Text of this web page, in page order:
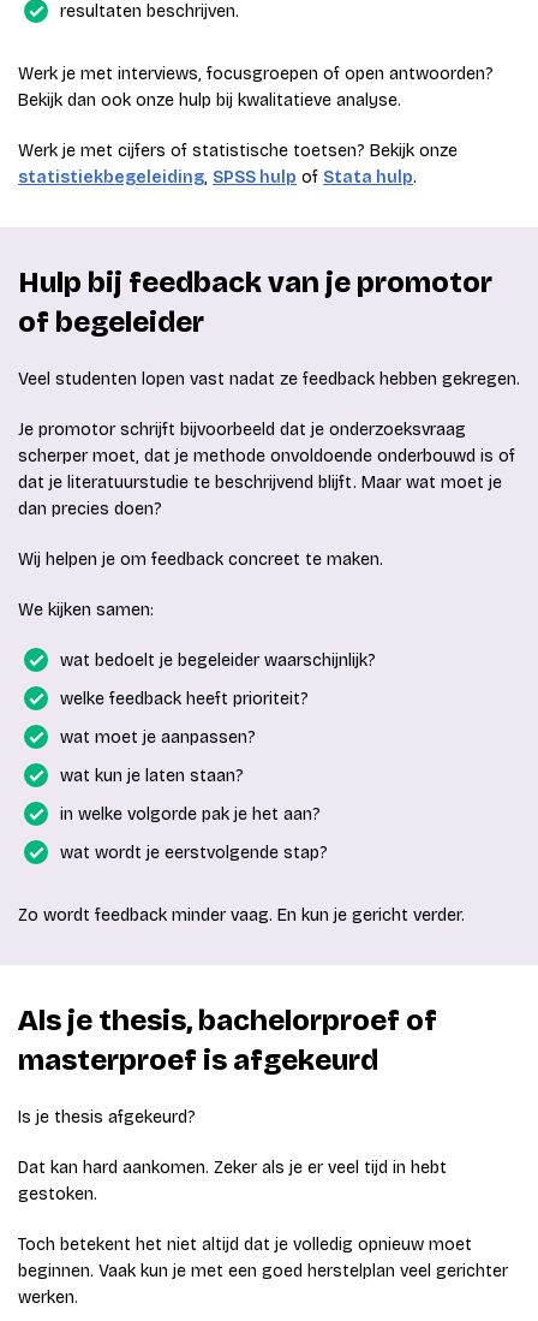
resultaten beschrijven.
Werk je met interviews, focusgroepen of open antwoorden?
Bekijk dan ook onze hulp bij kwalitatieve analyse.
Werk je met cijfers of statistische toetsen? Bekijk onze
statistiekbegeleiding, SPSS hulp of Stata hulp.
Hulp bij feedback van je promotor
of begeleider
Veel studenten lopen vast nadat ze feedback hebben gekregen.
Je promotor schrijft bijvoorbeeld dat je onderzoeksvraag
scherper moet, dat je methode onvoldoende onderbouwd is of
dat je literatuurstudie te beschrijvend blijft. Maar wat moet je
dan precies doen?
Wij helpen je om feedback concreet te maken.
We kijken samen:
wat bedoelt je begeleider waarschijnlijk?
welke feedback heeft prioriteit?
wat moet je aanpassen?
wat kun je laten staan?
in welke volgorde pak je het aan?
wat wordt je eerstvolgende stap?
Zo wordt feedback minder vaag. En kun je gericht verder.
Als je thesis, bachelorproef of
masterproef is afgekeurd
Is je thesis afgekeurd?
Dat kan hard aankomen. Zeker als je er veel tijd in hebt
gestoken.
Toch betekent het niet altijd dat je volledig opnieuw moet
beginnen. Vaak kun je met een goed herstelplan veel gerichter
werken.